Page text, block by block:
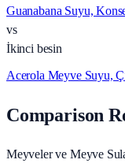
Guanabana Suyu,
vs
İkinci besin
Acerola Meyve Suyu,
Comparison
Meyveler ve Meyve